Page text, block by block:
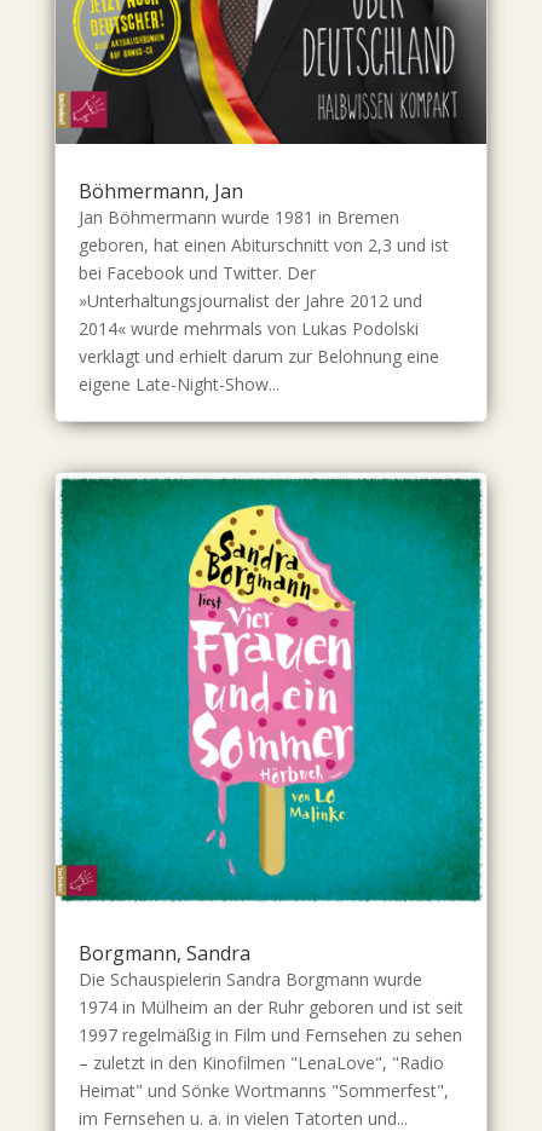
Böhmermann, Jan
Jan Böhmermann wurde 1981 in Bremen
geboren, hat einen Abiturschnitt von 2,3 und ist
bei Facebook und Twitter. Der
»Unterhaltungsjournalist der Jahre 2012 und
2014« wurde mehrmals von Lukas Podolski
verklagt und erhielt darum zur Belohnung eine
eigene Late-Night-Show...
Borgmann, Sandra
Die Schauspielerin Sandra Borgmann wurde
1974 in Mülheim an der Ruhr geboren und ist seit
1997 regelmäßig in Film und Fernsehen zu sehen
– zuletzt in den Kinofilmen "LenaLove", "Radio
Heimat" und Sönke Wortmanns "Sommerfest",
im Fernsehen u. a. in vielen Tatorten und...